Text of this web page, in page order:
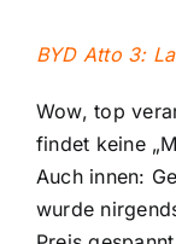
BYD Atto 3:
Wow, top
findet keine
Auch innen:
wurde